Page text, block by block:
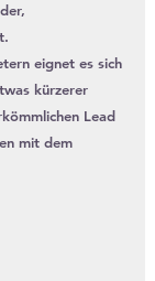
eignet es sich
kürzerer
Lead
mit dem